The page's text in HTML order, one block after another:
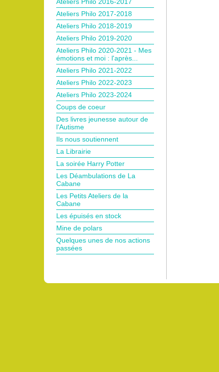
Ateliers Philo 2017-2018
Ateliers Philo 2018-2019
Ateliers Philo 2019-2020
Ateliers Philo 2020-2021 - Mes
émotions et moi : l'après...
Ateliers Philo 2021-2022
Ateliers Philo 2022-2023
Ateliers Philo 2023-2024
Coups de coeur
Des livres jeunesse autour de
l'Autisme
Ils nous soutiennent
La Librairie
La soirée Harry Potter
Les Déambulations de La
Cabane
Les Petits Ateliers de la
Cabane
Les épuisés en stock
Mine de polars
Quelques unes de nos actions
passées